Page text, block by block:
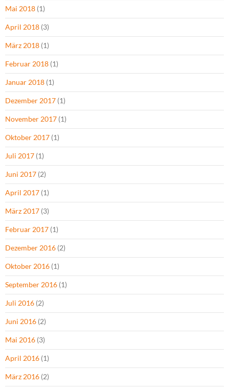
Mai 2018 (1)
April 2018 (3)
März 2018 (1)
Februar 2018 (1)
Januar 2018 (1)
Dezember 2017 (1)
November 2017 (1)
Oktober 2017 (1)
Juli 2017 (1)
Juni 2017 (2)
April 2017 (1)
März 2017 (3)
Februar 2017 (1)
Dezember 2016 (2)
Oktober 2016 (1)
September 2016 (1)
Juli 2016 (2)
Juni 2016 (2)
Mai 2016 (3)
April 2016 (1)
März 2016 (2)